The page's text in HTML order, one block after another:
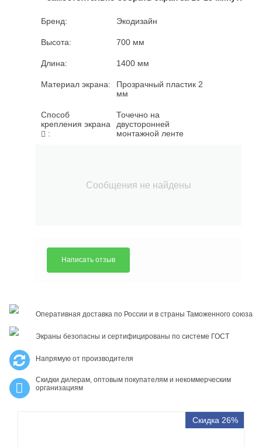
Бренд: Экодизайн
Высота: 700 мм
Длина: 1400 мм
Материал экрана:
Прозрачный пластик 2
мм
Способ
крепления экрана
:
Точечно на
двусторонней
монтажной ленте
Сообщения не найдены
Написать отзыв
Оперативная доставка по России и в страны Таможенного союза
Экраны безопасны и сертифицированы по системе ГОСТ
Напрямую от производителя
Скидки дилерам, оптовым покупателям и некоммерческим
организациям
Скидка 26%